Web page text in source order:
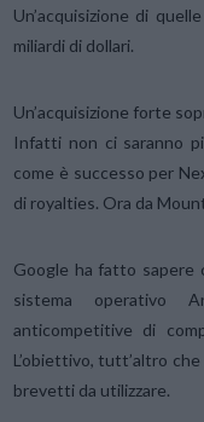
Un’acquisizione di
miliardi di dollari.
Un’acquisizione forte
Infatti non ci saranno
come è successo per
di royalties. Ora da
Google ha fatto sapere
sistema operativo
anticompetitive di
L’obiettivo, tutt’altro
brevetti da utilizzare.